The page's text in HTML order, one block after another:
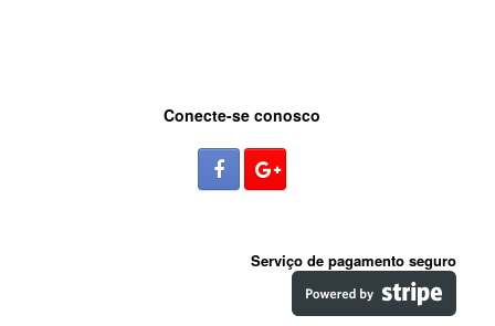
Conecte-se conosco
Serviço de pagamento seguro